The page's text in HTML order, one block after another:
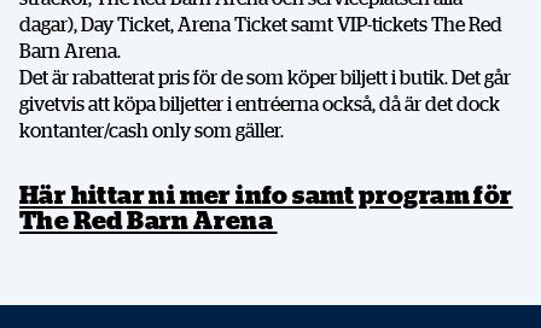
dagar), Day Ticket, Arena Ticket samt VIP-tickets The Red
Barn Arena.
Det är rabatterat pris för de som köper biljett i butik. Det går
givetvis att köpa biljetter i entréerna också, då är det dock
kontanter/cash only som gäller.
Här hittar ni mer info samt program för
The Red Barn Arena